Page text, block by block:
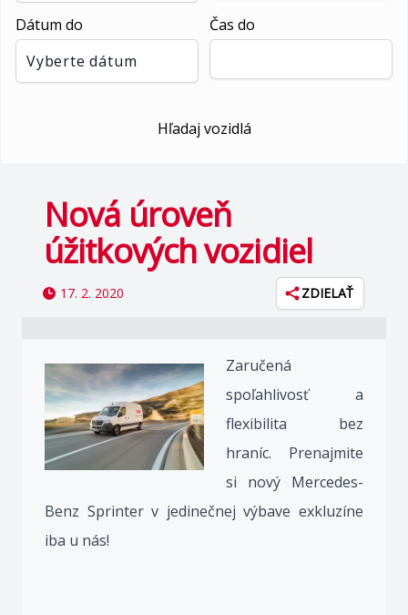
Dátum do
Vyberte dátum
Čas do
Hľadaj vozidlá
Nová úroveň
úžitkových vozidiel
17. 2. 2020 ZDIELAŤ
Zaručená
spoľahlivosť a
flexibilita bez
hraníc. Prenajmite
si nový Mercedes-
Benz Sprinter v jedinečnej výbave exkluzíne
iba u nás!